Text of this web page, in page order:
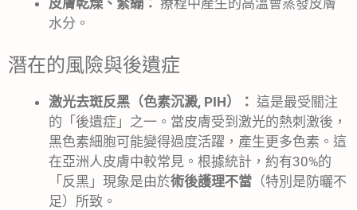
皮膚乾燥、緊繃： 療程中產生的高溫會蒸發皮膚
水分。
潛在的風險與後遺症
激光去斑反黑（色素沉澱, PIH）： 這是最受關注
的「後遺症」之一。當皮膚受到激光的熱刺激後，
黑色素細胞可能變得過度活躍，產生更多色素。這
在亞洲人皮膚中較常見。根據統計，約有30%的
「反黑」現象是由於術後護理不當 （特別是防曬不
足）所致。